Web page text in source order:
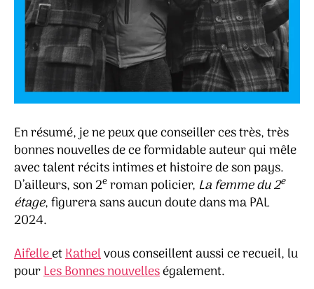
En résumé, je ne peux que conseiller ces très, très
bonnes nouvelles de ce formidable auteur qui mêle
avec talent récits intimes et histoire de son pays.
D’ailleurs, son 2eroman policier, La femme du 2e
étage, figurera sans aucun doute dans ma PAL
2024.
AifelleetKathelvous conseillent aussi ce recueil, lu
pourLes Bonnes nouvelleségalement.